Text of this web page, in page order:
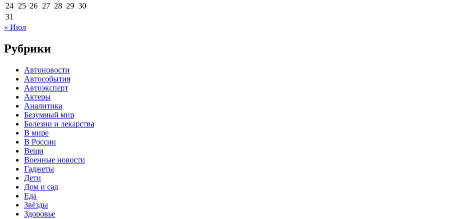
24 25 26 27 28 29 30
31
« Июл
Рубрики
Автоновости
Автособытия
Автоэксперт
Актеры
Аналитика
Безумный мир
Болезни и лекарства
В мире
В России
Вещи
Военные новости
Гаджеты
Дети
Дом и сад
Еда
Звёзды
Здоровье